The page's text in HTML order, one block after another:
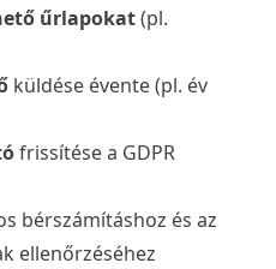
űrlapokat(pl.
küldése évente (pl. év
frissítése a GDPR
bérszámításhoz és az
ellenőrzéséhez